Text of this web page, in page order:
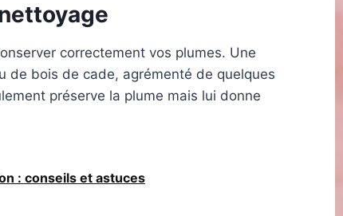
correctement vos plumes. Une
de bois de cade, agrémenté de quelques
préserve la plume mais lui donne
: conseils et astuces